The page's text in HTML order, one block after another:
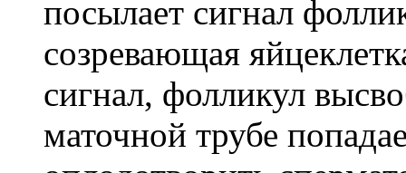
посылает сигнал
созревающая
сигнал, фолликул
маточной трубе